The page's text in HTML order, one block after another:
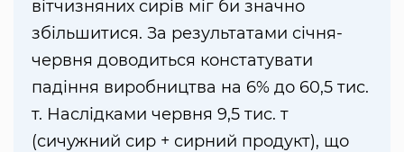
вітчизняних сирів міг би значно
збільшитися. За результатами січня-
червня доводиться констатувати
падіння виробництва на 6% до 60,5 тис.
т. Наслідками червня 9,5 тис. т
(сичужний сир + сирний продукт), що